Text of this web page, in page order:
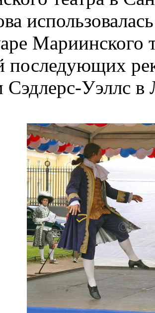
Мариинского
последующих
Сэдлерс-Уэллс в